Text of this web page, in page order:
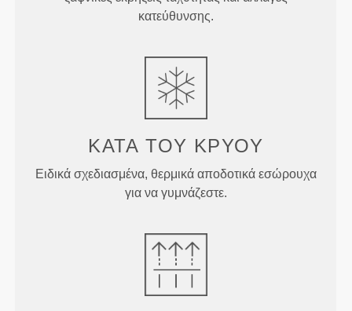
κατεύθυνσης.
ΚΑΤΑ ΤΟΥ ΚΡΥΟΥ
Ειδικά σχεδιασμένα, θερμικά αποδοτικά εσώρουχα
για να γυμνάζεστε.